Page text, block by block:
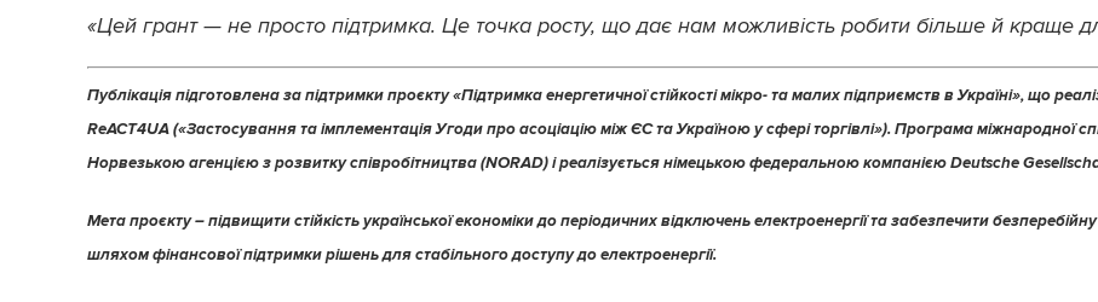
«Цей грант — не просто підтримка. Це точка росту, що дає нам можливість робити більше й краще
Публікація підготовлена за підтримки проєкту «Підтримка енергетичної стійкості мікро- та малих підприємств в Україні», що
ReACT4UA («Застосування та імплементація Угоди про асоціацію між ЄС та Україною у сфері торгівлі»). Програма міжнародної
Норвезькою агенцією з розвитку співробітництва (NORAD) і реалізується німецькою федеральною компанією Deutsche
Мета проєкту – підвищити стійкість української економіки до періодичних відключень електроенергії та забезпечити
шляхом фінансової підтримки рішень для стабільного доступу до електроенергії.